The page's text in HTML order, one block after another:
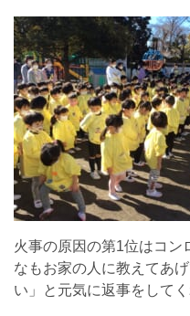
火事の原因の第1位はコン
なもお家の人に教えてあ
い」と元気に返事をしてく